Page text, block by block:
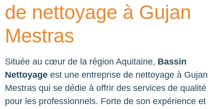
de nettoyage à Gujan
Mestras
Située au cœur de la région Aquitaine, Bassin
Nettoyage est une entreprise de nettoyage à Gujan
Mestras qui se dédie à offrir des services de qualité
pour les professionnels. Forte de son expérience et